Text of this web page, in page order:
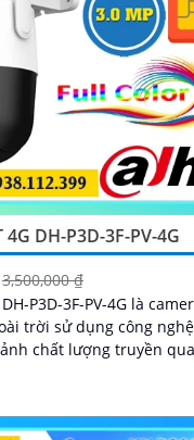
4G DH-P3D-3F-PV-4G
3,500,000 ₫
P3D-3F-PV-4G là
trời sử dụng công